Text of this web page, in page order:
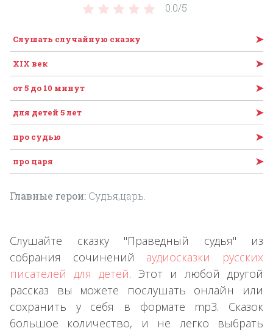
0.0/5
Слушать случайную сказку ➤
XIX век ➤
от 5 до 10 минут ➤
для детей 5 лет ➤
про судью ➤
про царя ➤
Главные герои: Судья,царь.
Слушайте сказку "Праведный судья" из
собрания сочинений аудиосказки русских
писателей для детей. Этот и любой другой
рассказ вы можете послушать онлайн или
сохранить у себя в формате mp3. Сказок
большое количество, и не легко выбрать